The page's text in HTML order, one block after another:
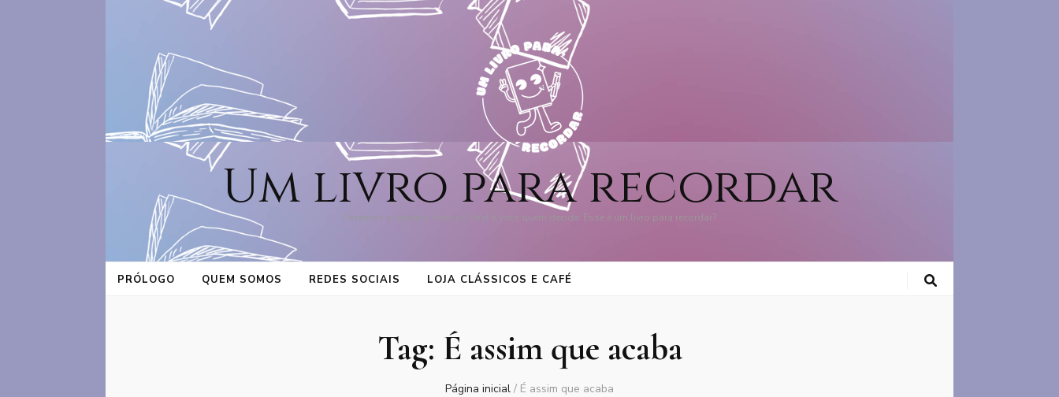
Um livro para recordar
Fazemos a resenha, mas no final é você quem decide: Esse é um livro para recordar?
PRÓLOGO QUEM SOMOS REDES SOCIAIS LOJA CLÁSSICOS E CAFÉ
Tag: É assim que acaba
Página inicial / É assim que acaba